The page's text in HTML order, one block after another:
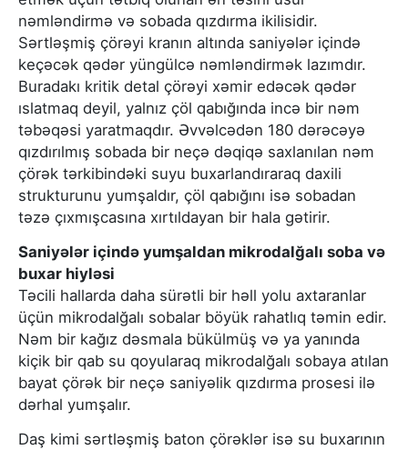
nəmləndirmə və sobada qızdırma ikilisidir.
Sərtləşmiş çörəyi kranın altında saniyələr içində
keçəcək qədər yüngülcə nəmləndirmək lazımdır.
Buradakı kritik detal çörəyi xəmir edəcək qədər
ıslatmaq deyil, yalnız çöl qabığında incə bir nəm
təbəqəsi yaratmaqdır. Əvvəlcədən 180 dərəcəyə
qızdırılmış sobada bir neçə dəqiqə saxlanılan nəm
çörək tərkibindəki suyu buxarlandıraraq daxili
strukturunu yumşaldır, çöl qabığını isə sobadan
təzə çıxmışcasına xırtıldayan bir hala gətirir.
Saniyələr içində yumşaldan mikrodalğalı soba və
buxar hiyləsi
Təcili hallarda daha sürətli bir həll yolu axtaranlar
üçün mikrodalğalı sobalar böyük rahatlıq təmin edir.
Nəm bir kağız dəsmala bükülmüş və ya yanında
kiçik bir qab su qoyularaq mikrodalğalı sobaya atılan
bayat çörək bir neçə saniyəlik qızdırma prosesi ilə
dərhal yumşalır.
Daş kimi sərtləşmiş baton çörəklər isə su buxarının